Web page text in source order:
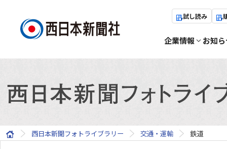
試し読み
企業情報 お知
西日本新聞フォトライブラリー 交通・運輸 鉄道